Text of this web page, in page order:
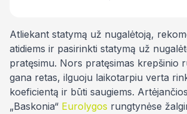
Atliekant statymą už nugalėtoją,
atidiems ir pasirinkti statymą už
pratęsimu. Nors pratęsimas krepšinio
gana retas, ilguoju laikotarpiu verta
koeficientą ir būti saugiems.
„Baskonia“ Eurolygos rungtynėse